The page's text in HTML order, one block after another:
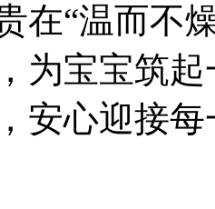
在“温而不
为宝宝筑
安心迎接